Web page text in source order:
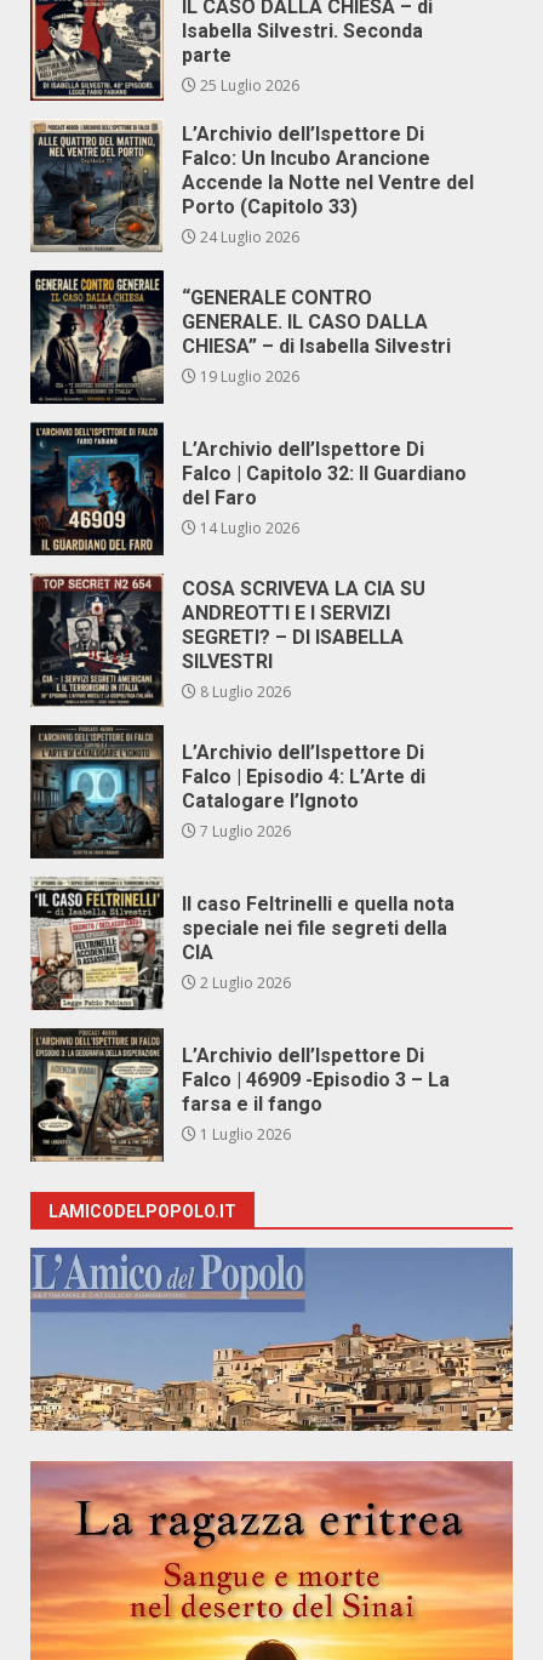
IL CASO DALLA CHIESA – di
Isabella Silvestri. Seconda
parte
25 Luglio 2026
L’Archivio dell’Ispettore Di
Falco: Un Incubo Arancione
Accende la Notte nel Ventre del
Porto (Capitolo 33)
24 Luglio 2026
“GENERALE CONTRO
GENERALE. IL CASO DALLA
CHIESA” – di Isabella Silvestri
19 Luglio 2026
L’Archivio dell’Ispettore Di
Falco | Capitolo 32: Il Guardiano
del Faro
14 Luglio 2026
COSA SCRIVEVA LA CIA SU
ANDREOTTI E I SERVIZI
SEGRETI? – DI ISABELLA
SILVESTRI
8 Luglio 2026
L’Archivio dell’Ispettore Di
Falco | Episodio 4: L’Arte di
Catalogare l’Ignoto
7 Luglio 2026
Il caso Feltrinelli e quella nota
speciale nei file segreti della
CIA
2 Luglio 2026
L’Archivio dell’Ispettore Di
Falco | 46909 -Episodio 3 – La
farsa e il fango
1 Luglio 2026
LAMICODELPOPOLO.IT